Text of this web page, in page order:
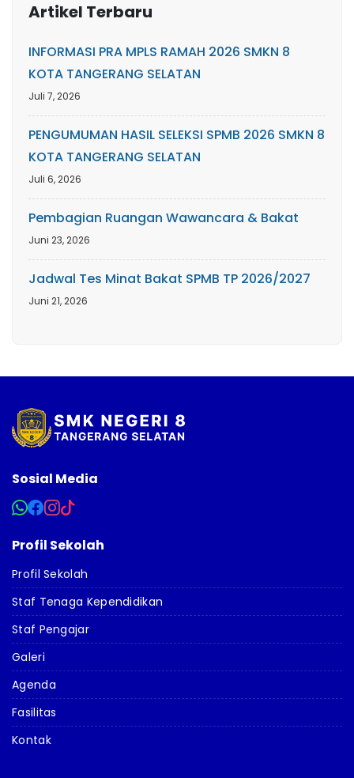
Artikel Terbaru
INFORMASI PRA MPLS RAMAH 2026 SMKN 8
KOTA TANGERANG SELATAN
Juli 7, 2026
PENGUMUMAN HASIL SELEKSI SPMB 2026 SMKN 8
KOTA TANGERANG SELATAN
Juli 6, 2026
Pembagian Ruangan Wawancara & Bakat
Juni 23, 2026
Jadwal Tes Minat Bakat SPMB TP 2026/2027
Juni 21, 2026
Sosial Media
Profil Sekolah
Profil Sekolah
Staf Tenaga Kependidikan
Staf Pengajar
Galeri
Agenda
Fasilitas
Kontak